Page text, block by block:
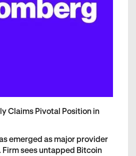
Claims Pivotal Position in
emerged as major provider
sees untapped Bitcoin